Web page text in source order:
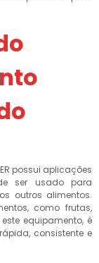
possui aplicações
ser usado para
outros alimentos.
como frutas,
equipamento, é
consistente e